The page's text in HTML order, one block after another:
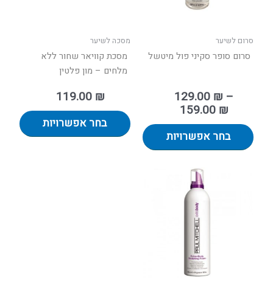
מסכה לשיער
מסכת קוויאר שחור ללא
מלחים – מון פלטין
119.00 ₪
בחר אפשרויות
סרום לשיער
סרום סופר סקיני פול מיטשל
129.00 ₪ –
159.00 ₪
בחר אפשרויות
בעמוד
המוצר